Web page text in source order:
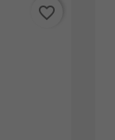
favorite_border